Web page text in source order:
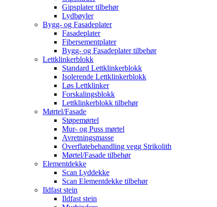
Gipsplater tilbehør
Lydbøyler
Bygg- og Fasadeplater
Fasadeplater
Fibersementplater
Bygg- og Fasadeplater tilbehør
Lettklinkerblokk
Standard Lettklinkerblokk
Isolerende Lettklinkerblokk
Løs Lettklinker
Forskalingsblokk
Lettklinkerblokk tilbehør
Mørtel/Fasade
Støpemørtel
Mur- og Puss mørtel
Avretningsmasse
Overflatebehandling vegg Strikolith
Mørtel/Fasade tilbehør
Elementdekke
Scan Lyddekke
Scan Elementdekke tilbehør
Ildfast stein
Ildfast stein